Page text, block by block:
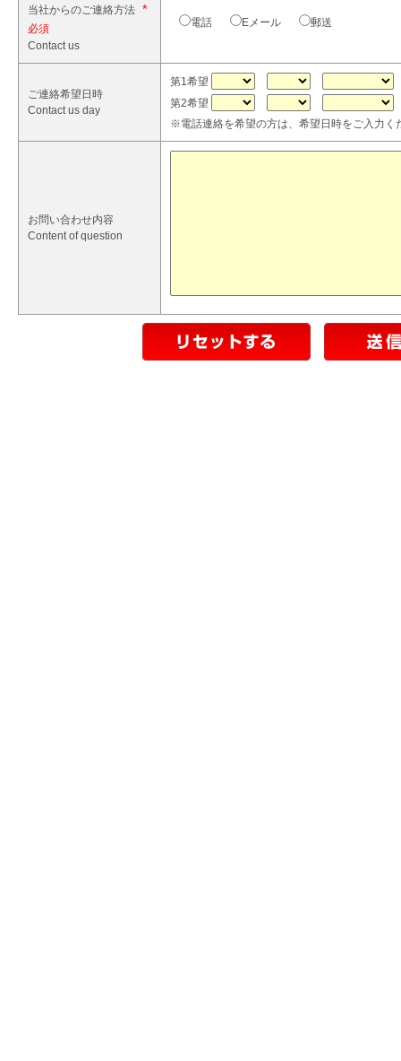
当社からのご連絡方法 *
Contact us
電話 Eメール 郵送
ご連絡希望日時
Contact us day
第1希望
第2希望
※電話連絡を希望の方は、希望日時をご入力く
お問い合わせ内容
Content of question